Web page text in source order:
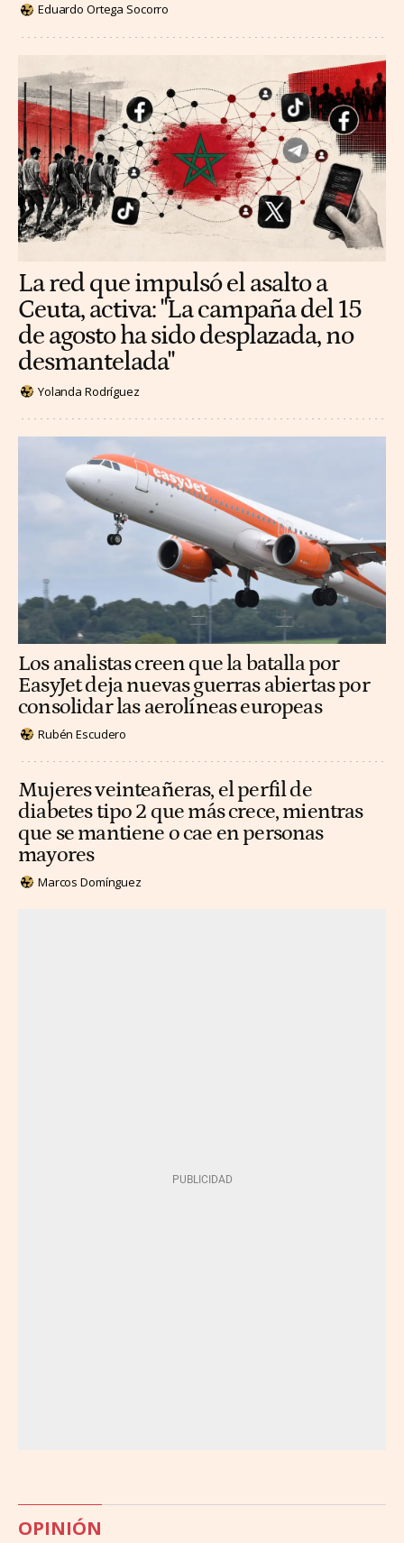
Eduardo Ortega Socorro
La red que impulsó el asalto a
Ceuta, activa: "La campaña del 15
de agosto ha sido desplazada, no
desmantelada"
Yolanda Rodríguez
Los analistas creen que la batalla por
EasyJet deja nuevas guerras abiertas por
consolidar las aerolíneas europeas
Rubén Escudero
Mujeres veinteañeras, el perfil de
diabetes tipo 2 que más crece, mientras
que se mantiene o cae en personas
mayores
Marcos Domínguez
OPINIÓN